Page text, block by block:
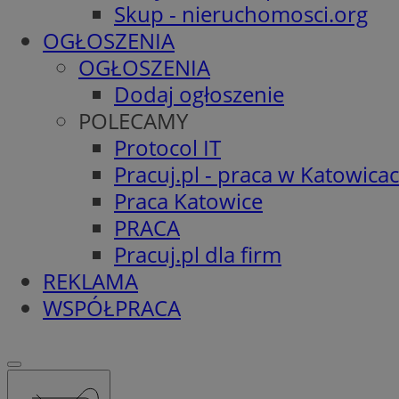
Skup - nieruchomosci.org
OGŁOSZENIA
OGŁOSZENIA
Dodaj ogłoszenie
POLECAMY
Protocol IT
Pracuj.pl - praca w
Praca Katowice
PRACA
Pracuj.pl dla firm
REKLAMA
WSPÓŁPRACA